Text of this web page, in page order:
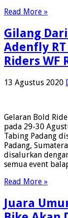
Read More »
Gilang
Adenfly
Riders WF
13 Agustus 2020
Gelaran Bold
pada 29-30
Tabing Padang
Padang,
disalurkan
semua event
Read More »
Juara